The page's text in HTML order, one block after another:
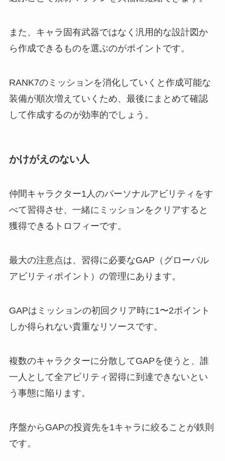
また、キャラ固有武器ではなく汎用的な設計図か
ら作成できるものを選ぶのがポイントです。
RANK7のミッションを消化していくと作成可能な
装備が順次増えていくため、最後にまとめて確認
して作成するのが効率的でしょう。
かけがえのない人
仲間キャラクター1人のパーソナルアビリティをす
べて習得させ、一緒にミッションをクリアすると
獲得できるトロフィーです。
最大の注意点は、習得に必要なGAP（グローバル
アビリティポイント）の管理にあります。
GAPはミッションの初回クリア時に1〜2ポイント
しか得られない貴重なリソースです。
複数のキャラクターに分散してGAPを使うと、誰
一人として全アビリティ習得に到達できないとい
う事態に陥ります。
序盤からGAPの投資先を1キャラに絞ることが鉄則
です。